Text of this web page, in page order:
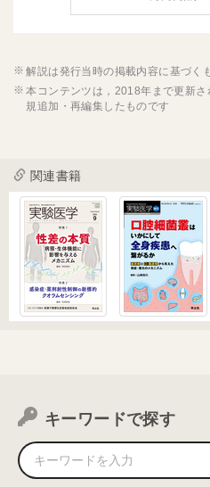
解説は発行当時の掲載内容に基づく
本コンテンツは，2018年まで更新
規追加・再編集したものです
関連書籍
キーワードで探す